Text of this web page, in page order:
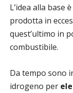
L’idea alla base
prodotta in
quest’ultimo in
combustibile.
Da tempo sono
idrogeno per